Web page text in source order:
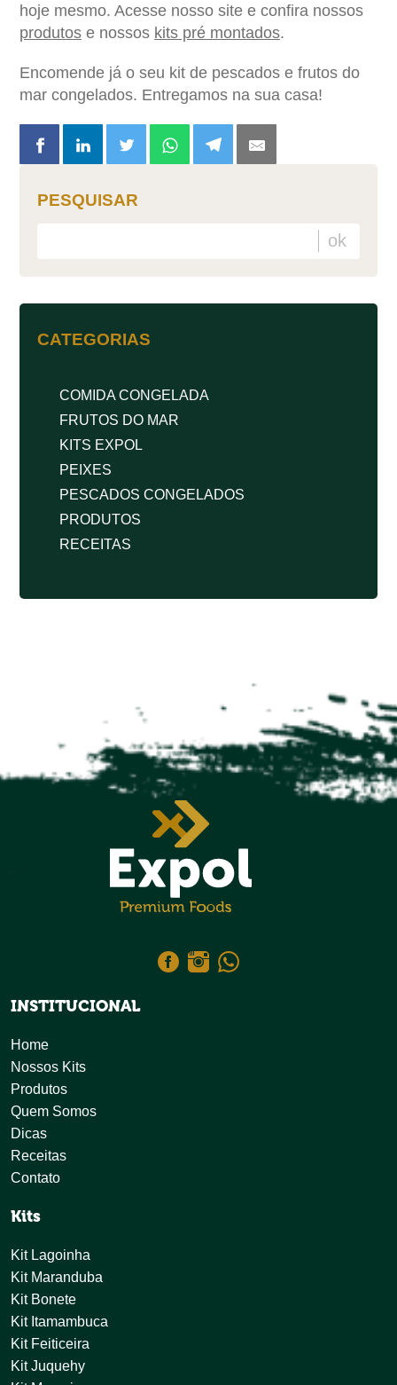
hoje mesmo. Acesse nosso site e confira nossos
produtos e nossos kits pré montados.
Encomende já o seu kit de pescados e frutos do
mar congelados. Entregamos na sua casa!
PESQUISAR
CATEGORIAS
COMIDA CONGELADA
FRUTOS DO MAR
KITS EXPOL
PEIXES
PESCADOS CONGELADOS
PRODUTOS
RECEITAS
INSTITUCIONAL
Home
Nossos Kits
Produtos
Quem Somos
Dicas
Receitas
Contato
Kits
Kit Lagoinha
Kit Maranduba
Kit Bonete
Kit Itamambuca
Kit Feiticeira
Kit Juquehy